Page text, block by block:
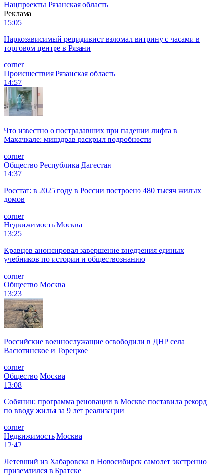
Нацпроекты Рязанская область
Реклама
15:05
Наркозависимый рецидивист взломал витрину с часами в
торговом центре в Рязани
corner
Происшествия Рязанская область
14:57
Что известно о пострадавших при падении лифта в
Махачкале: минздрав раскрыл подробности
corner
Общество Республика Дагестан
14:37
Росстат: в 2025 году в России построено 480 тысяч жилых
домов
corner
Недвижимость Москва
13:25
Кравцов анонсировал завершение внедрения единых
учебников по истории и обществознанию
corner
Общество Москва
13:23
Российские военнослужащие освободили в ДНР села
Васютинское и Торецкое
corner
Общество Москва
13:08
Собянин: программа реновации в Москве поставила рекорд
по вводу жилья за 9 лет реализации
corner
Недвижимость Москва
12:42
Летевший из Хабаровска в Новосибирск самолет экстренно
приземлился в Братске